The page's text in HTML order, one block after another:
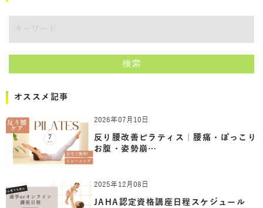
検索
オススメ記事
2026年07月10日
反り腰改善ピラティス｜腰痛・ぽっこり
お腹・姿勢崩…
2025年12月08日
JAHA認定資格講座日程スケジュール